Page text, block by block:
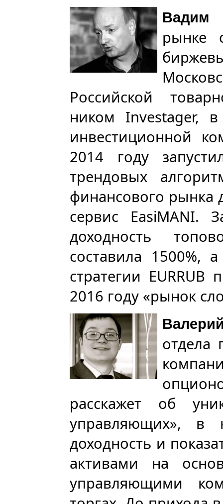
Вадим
рынке
Российской
ником Investager,
инвестиционной
2014 году
трендовых
финансового рынка
сервис EasiMANI.
доходность
составила 1500%,
стратегии
2016 году «рынок
отдела
расскажет об
управляющих», в
доходность и
активами на
управляющими